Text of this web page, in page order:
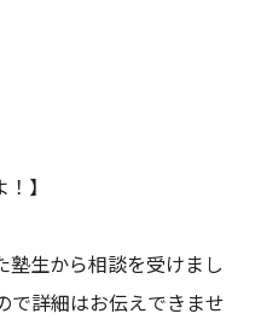
】
塾生から相談を受けまし
詳細はお伝えできませ